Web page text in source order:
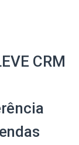
CRM